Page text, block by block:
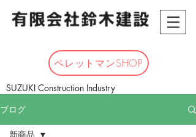
ペレットマンSHOP
SUZUKI Construction Industry
ブログ
新商品